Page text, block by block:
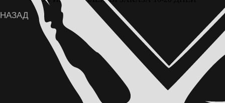
ВОЗМОЖНА ОПЛАТА ЧАСТЯМИ ЧЕРЕЗ
СЕРВИС «ДОЛЯМИ» ОТ Т-БАНКА